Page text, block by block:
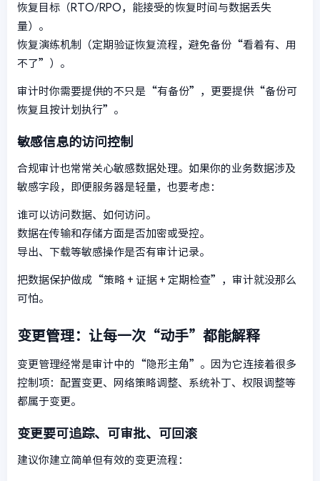
恢复目标（RTO/RPO，能接受的恢复时间与数据丢失
量）。
恢复演练机制（定期验证恢复流程，避免备份“看着有、用
不了”）。
审计时你需要提供的不只是“有备份”，更要提供“备份可
恢复且按计划执行”。
敏感信息的访问控制
合规审计也常常关心敏感数据处理。如果你的业务数据涉及
敏感字段，即便服务器是轻量，也要考虑：
谁可以访问数据、如何访问。
数据在传输和存储方面是否加密或受控。
导出、下载等敏感操作是否有审计记录。
把数据保护做成“策略 + 证据 + 定期检查”，审计就没那么
可怕。
变更管理：让每一次“动手”都能解释
变更管理经常是审计中的“隐形主角”。因为它连接着很多
控制项：配置变更、网络策略调整、系统补丁、权限调整等
都属于变更。
变更要可追踪、可审批、可回滚
建议你建立简单但有效的变更流程：